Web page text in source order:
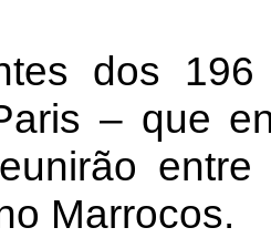
dos
– que
Marrocos.